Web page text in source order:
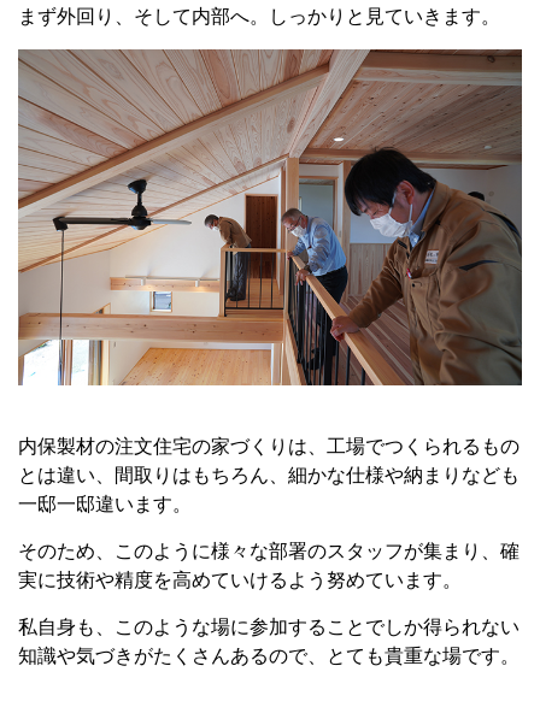
まず外回り、そして内部へ。しっかりと見ていきます。
内保製材の注文住宅の家づくりは、工場でつくられるもの
とは違い、間取りはもちろん、細かな仕様や納まりなども
一邸一邸違います。
そのため、このように様々な部署のスタッフが集まり、確
実に技術や精度を高めていけるよう努めています。
私自身も、このような場に参加することでしか得られない
知識や気づきがたくさんあるので、とても貴重な場です。